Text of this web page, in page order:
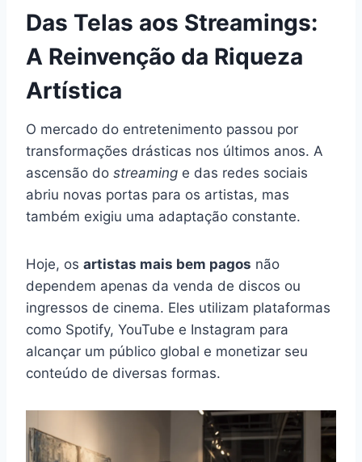
Das Telas aos Streamings:
A Reinvenção da Riqueza
Artística
O mercado do entretenimento passou por
transformações drásticas nos últimos anos. A
ascensão do streaming e das redes sociais
abriu novas portas para os artistas, mas
também exigiu uma adaptação constante.
Hoje, os artistas mais bem pagos não
dependem apenas da venda de discos ou
ingressos de cinema. Eles utilizam plataformas
como Spotify, YouTube e Instagram para
alcançar um público global e monetizar seu
conteúdo de diversas formas.